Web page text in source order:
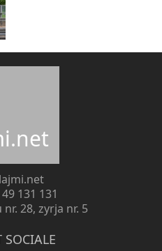
131 131
nr. 28, zyrja nr. 5
SOCIALE